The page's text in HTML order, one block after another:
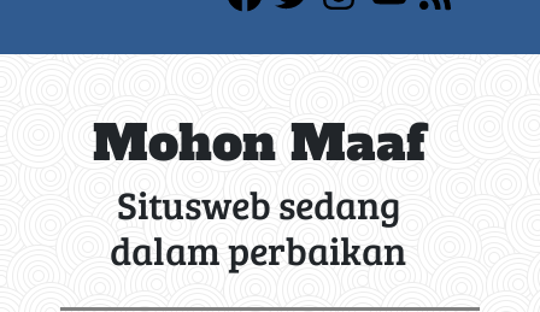
Mohon Maaf
Situsweb sedang
dalam perbaikan